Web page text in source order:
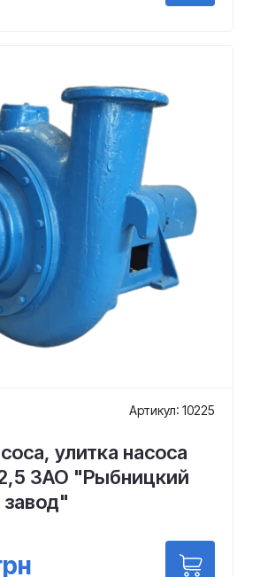
Артикул: 10225
улитка насоса
ЗАО "Рыбницкий